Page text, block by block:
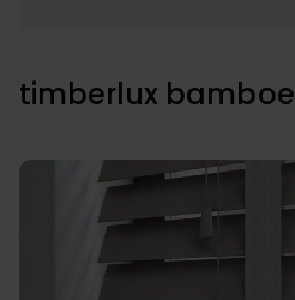
timberlux bamboe